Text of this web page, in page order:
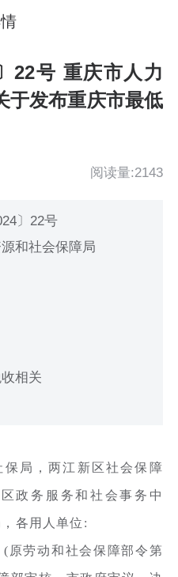
22号 重庆市人力
于发布重庆市最低
阅读量:2143
〕22号
和社会保障局
相关
局，两江新区社会保障
政务服务和社会事务中
各用人单位:
原劳动和社会保障部令第